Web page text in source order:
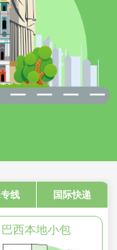
线 国际快递
巴西本地小包